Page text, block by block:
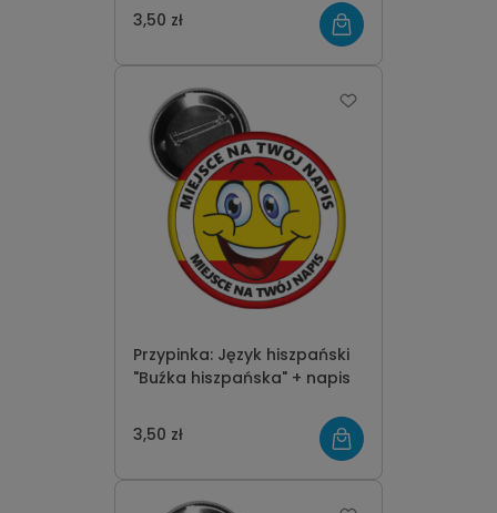
3,50 zł
Przypinka: Język hiszpański
"Buźka hiszpańska" + napis
3,50 zł